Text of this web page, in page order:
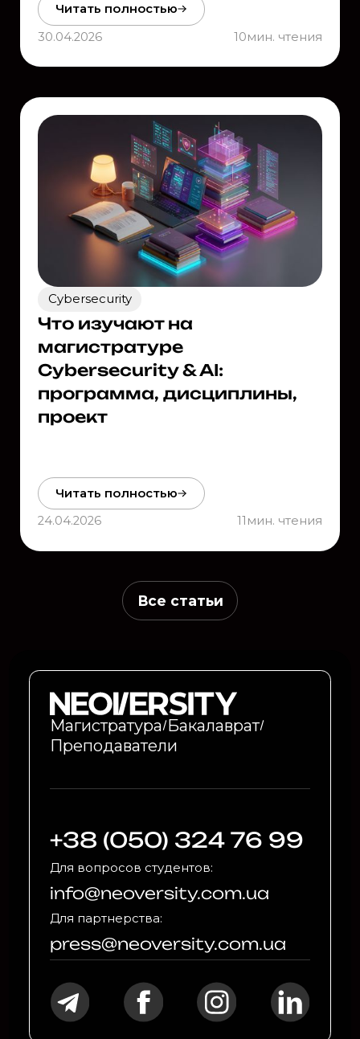
Читать полностью
30.04.2026
10мин. чтения
Cybersecurity
Что изучают на
магистратуре
Cybersecurity & AI:
программа, дисциплины,
проект
Читать полностью
24.04.2026
11 мин. чтения
Все статьи
Магистратура Бакалаврат
Преподаватели
+38 (050) 324 76 99
Для вопросов студентов:
info@neoversity.com.ua
Для партнерства:
press@neoversity.com.ua